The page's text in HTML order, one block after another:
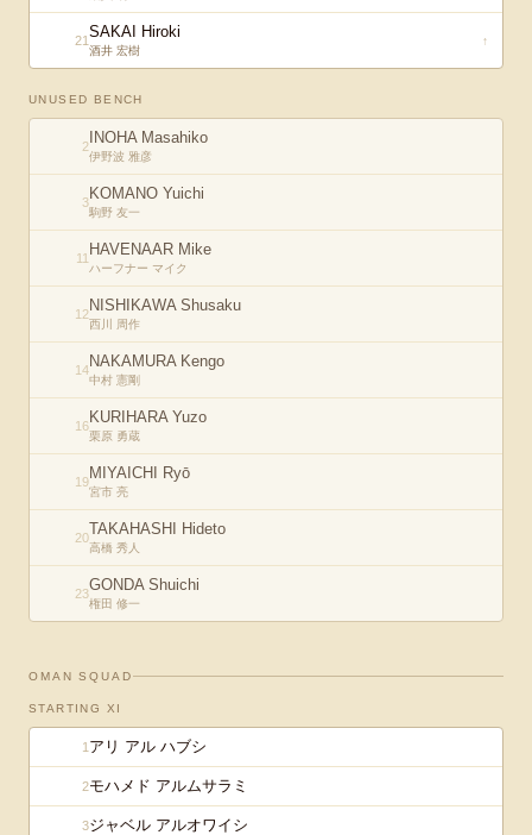
21SAKAI Hiroki
酒井 宏樹
↑
UNUSED BENCH
2 INOHA Masahiko
伊野波 雅彦
3KOMANO Yuichi
駒野 友一
11 HAVENAAR Mike
ハーフナー マイク
12NISHIKAWA Shusaku
西川 周作
14NAKAMURA Kengo
中村 憲剛
16KURIHARA Yuzo
栗原 勇蔵
19MIYAICHI Ryō
宮市 亮
20TAKAHASHI Hideto
高橋 秀人
23GONDA Shuichi
権田 修一
OMAN SQUAD
STARTING XI
1 アリ アル ハブシ
2モハメド アルムサラミ
3ジャベル アルオワイシ